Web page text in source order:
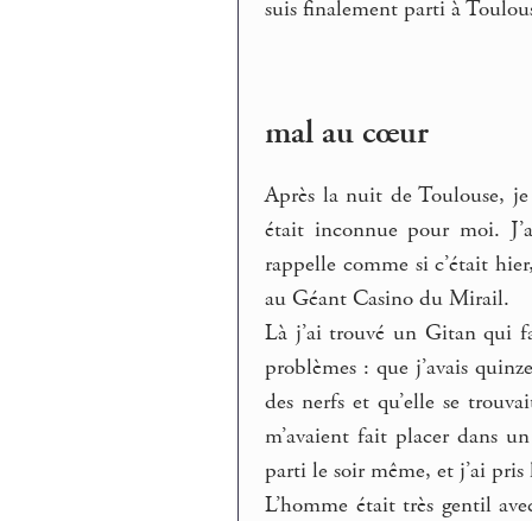
suis finalement parti à
mal au cœur
Après la nuit de Toulouse,
était inconnue pour moi.
rappelle comme si c’était
au Géant Casino du Mirail.
Là j’ai trouvé un Gitan qui
problèmes : que j’avais
des nerfs et qu’elle se
m’avaient fait placer dans
parti le soir même, et j’ai
L’homme était très gentil